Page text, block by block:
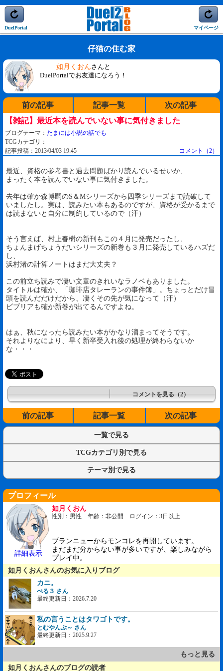
DuelPortal マイページ
仔猫の住む家
如月くおんさんと
DuelPortalでお友達になろう！
前の記事 記事一覧
次の記事
【雑記】最近本を読んでいない事に気付きました
ブログテーマ： たまには小説の話でも
TCGカテゴリ：
記事投稿：2013/04/03 19:45
コメント（2）
最近、資格の参考書と過去問題ばかり読んでいるせいか、
まったく本を読んでいない事に気付きました。
去年は確か森博嗣のS＆Mシリーズから四季シリーズまで読破して
いましたし。実は、読みたい本もあるのですが、資格が受かるまで
は読まないと自分に制約しているので（汗）
そう言えば、村上春樹の新刊もこの４月に発売だったし、
ちょんまげちょうだいシリーズの新巻も３月に発売しているハズだ
し、
浜村渚の計算ノートはまだ大丈夫？
この前立ち読みで凄い文章のきれいなラノベもありました。
タイトルは確か、「珈琲店タレーランの事件簿」。ちょっとだけ冒
頭を読んだだけだから、凄くその先が気になって（汗）
ビブリアも確か新巻が出てるんですよね。
はぁ、秋になったら読みたい本がかなり溜まってそうです。
それよりなにより、早く新卒受入れ後の処理が終わらないか
な・・・
コメントを見る（2）
前の記事 記事一覧 次の記事
一覧で見る
TCGカテゴリ別で見る
テーマ別で見る
プロフィール
詳細表示
如月くおん
性別：男性 年齢：非公開 ログイン：3日以上
ブランニューからモンコレを再開しています。
まだまだ分からない事が多いですが、楽しみながら
プレイ中。
如月くおんさんのお気に入りブログ
カニ。
ぺる３ さん
最終更新日：2026.7.20
私の言うことはタワゴトです。
とむやんぷ～ さん
最終更新日：2025.9.27
もっと見る
如月くおんさんのブログの読者